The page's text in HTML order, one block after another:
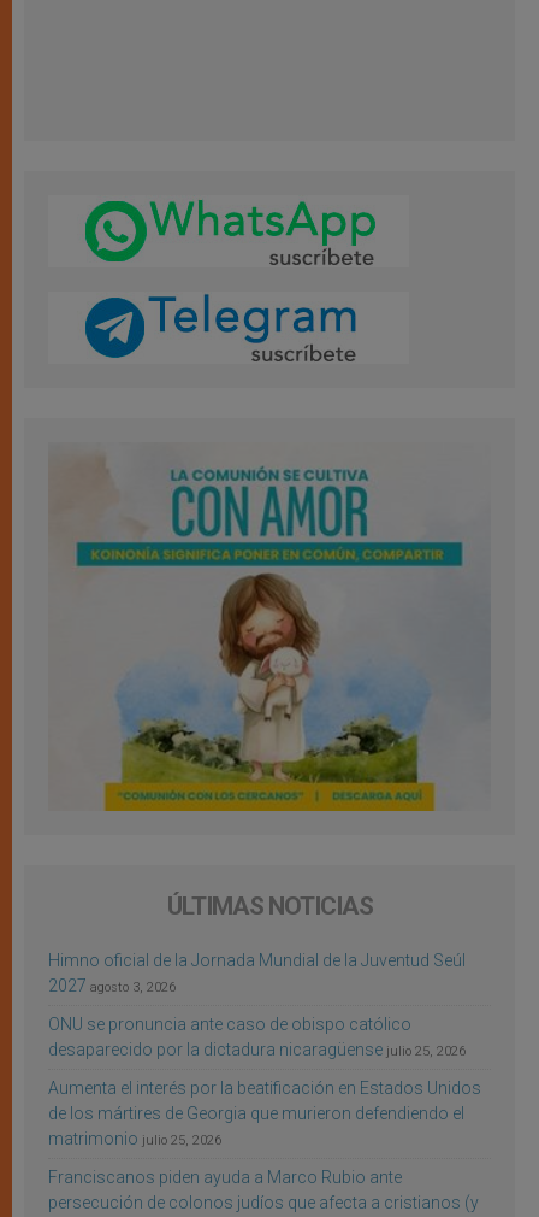
ÚLTIMAS NOTICIAS
Himno oficial de la Jornada Mundial de la Juventud Seúl
2027 agosto 3, 2026
ONU se pronuncia ante caso de obispo católico
desaparecido por la dictadura nicaragüense julio 25, 2026
Aumenta el interés por la beatificación en Estados Unidos
de los mártires de Georgia que murieron defendiendo el
matrimonio julio 25, 2026
Franciscanos piden ayuda a Marco Rubio ante
persecución de colonos judíos que afecta a cristianos (y